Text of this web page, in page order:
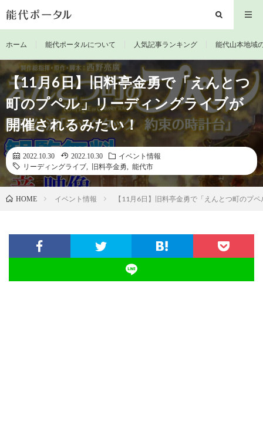
ホーム 能代ポータルについて 人気記事ランキング 能代山本地域
【11月6日】旧料亭金勇で「えんとつ
町のプペル」リーディングライブが
開催されるみたい！
2022.10.30 2022.10.30
イベント情報
リーディングライブ
旧料亭金勇 能代市
HOME イベント情報 【11月6日】旧料亭金勇で「えんとつ町のプ